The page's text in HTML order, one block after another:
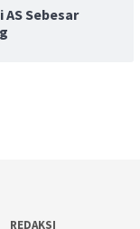
Sebesar
REDAKSI